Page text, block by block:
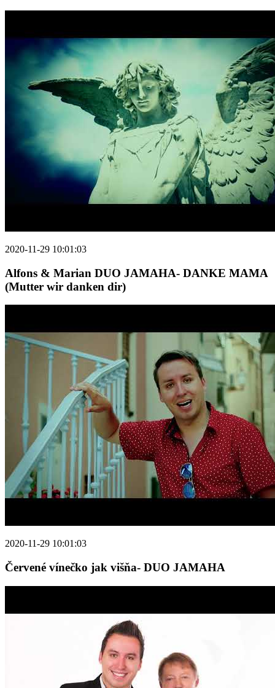
2020-11-29 10:01:03
Alfons & Marian DUO JAMAHA- DANKE MAMA
(Mutter wir danken dir)
2020-11-29 10:01:03
Červené vínečko jak višňa- DUO JAMAHA